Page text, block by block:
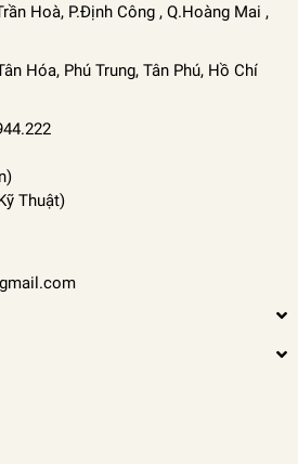
Hoà, P.Định Công , Q.Hoàng Mai ,
Hóa, Phú Trung, Tân Phú, Hồ Chí
Thuật)